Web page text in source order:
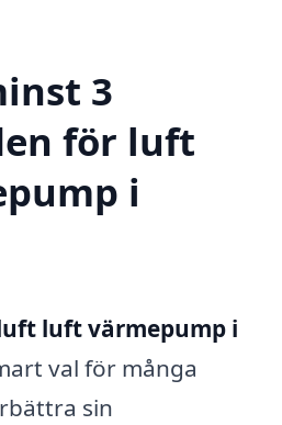
3
för luft
i
luft värmepump i
val för många
sin